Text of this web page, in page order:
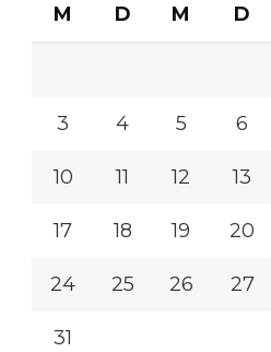
M D M D
3 4 5 6
10 11 12 13
17 18 19 20
24 25 26 27
31